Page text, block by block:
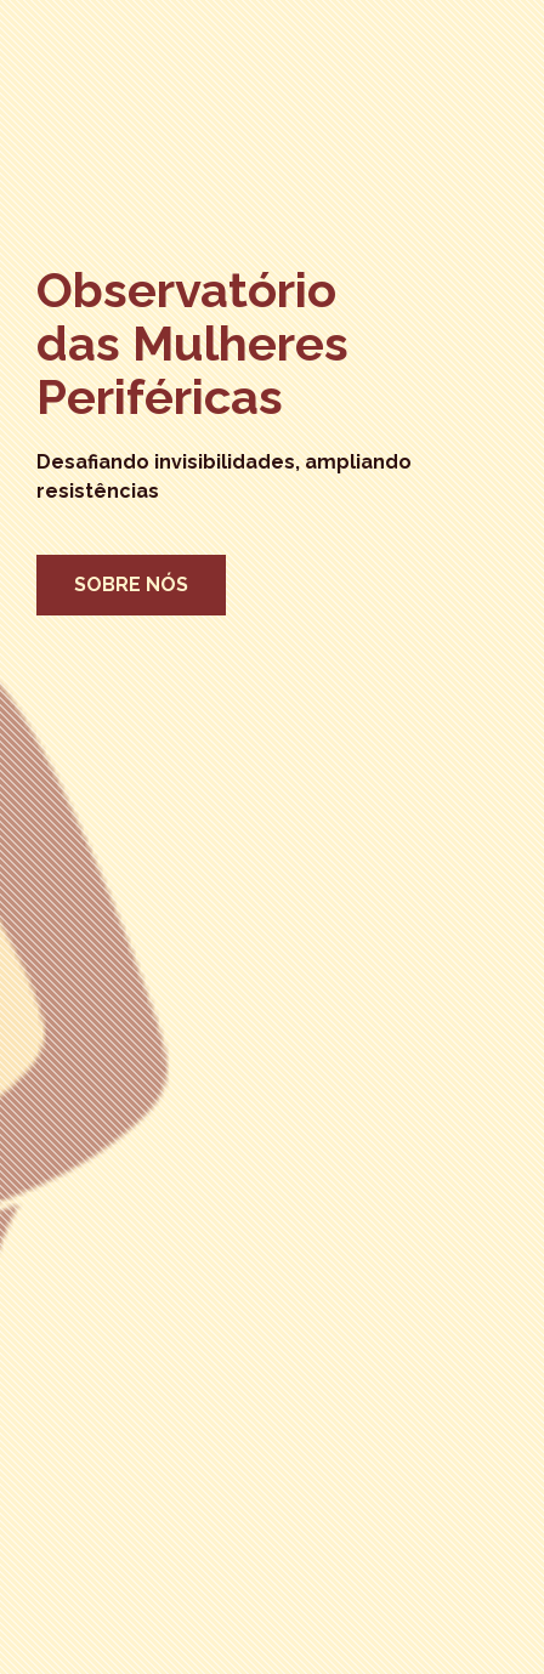
Observatório
das Mulheres
Periféricas
Desafiando invisibilidades, ampliando
resistências
SOBRE NÓS